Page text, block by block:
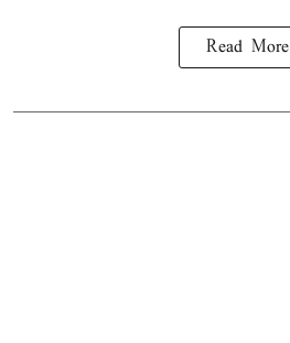
Read More